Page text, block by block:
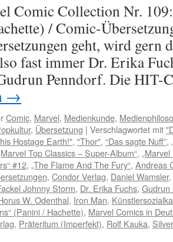
Comic Collection Nr.
/ Comic-
geht, wird gern
fast immer Dr. Erika
Penndorf. Die HIT-
→
Comic, Marvel, Medienkunde,
, Übersetzung | Verschlagwortet mit
Hostage Earth!", "Thor", “Das sagte Nuff”,
Top Classics – Super-Album“,
#12, „The Flame And The Fury“, Andreas
, Condor Verlag, Daniel Wamsler,
Johnny Storm, Dr. Erika Fuchs, Gudrun
W. Odenthal, Iron Man,
(Panini / Hachette), Marvel Comics in
, Präteritum (Imperfekt), Rolf Kauka,